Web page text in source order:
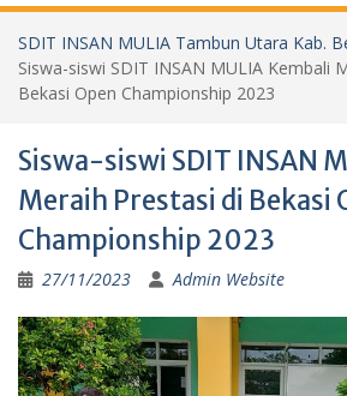
SDIT INSAN MULIA Tambun Utara Kab.
Siswa-siswi SDIT INSAN MULIA Kembali
Bekasi Open Championship 2023
Siswa-siswi SDIT INSAN
Meraih Prestasi di Bekasi
Championship 2023
27/11/2023 Admin Website